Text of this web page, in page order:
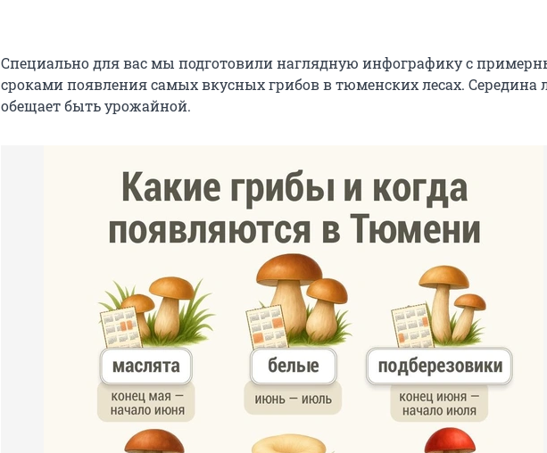
Специально для вас мы подготовили наглядную инфографику с
сроками появления самых вкусных грибов в тюменских лесах. Середина
обещает быть урожайной.